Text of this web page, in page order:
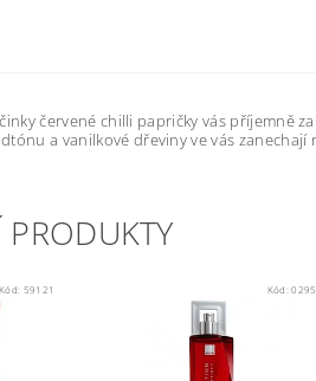
červené chilli papričky vás příjemně
a vanilkové dřeviny ve vás zanechají
PRODUKTY
Kód: 59121 Kód: